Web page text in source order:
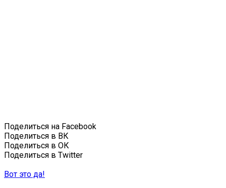
Поделиться на Facebook
Поделиться в ВК
Поделиться в ОК
Поделиться в Twitter
Вот это да!